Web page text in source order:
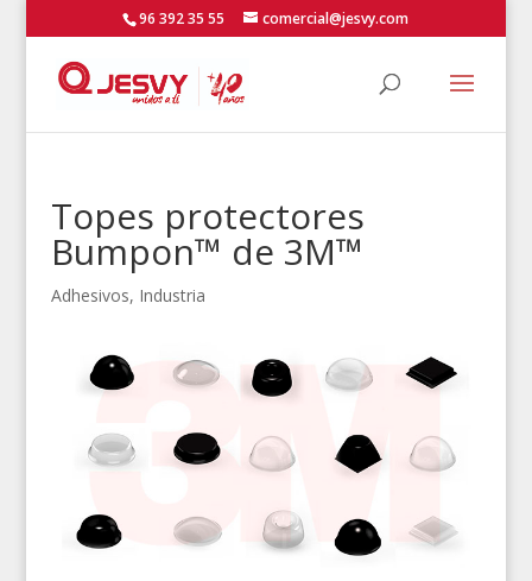
96 392 35 55 comercial@jesvy.com
Topes protectores
Bumpon™ de 3M™
Adhesivos, Industria